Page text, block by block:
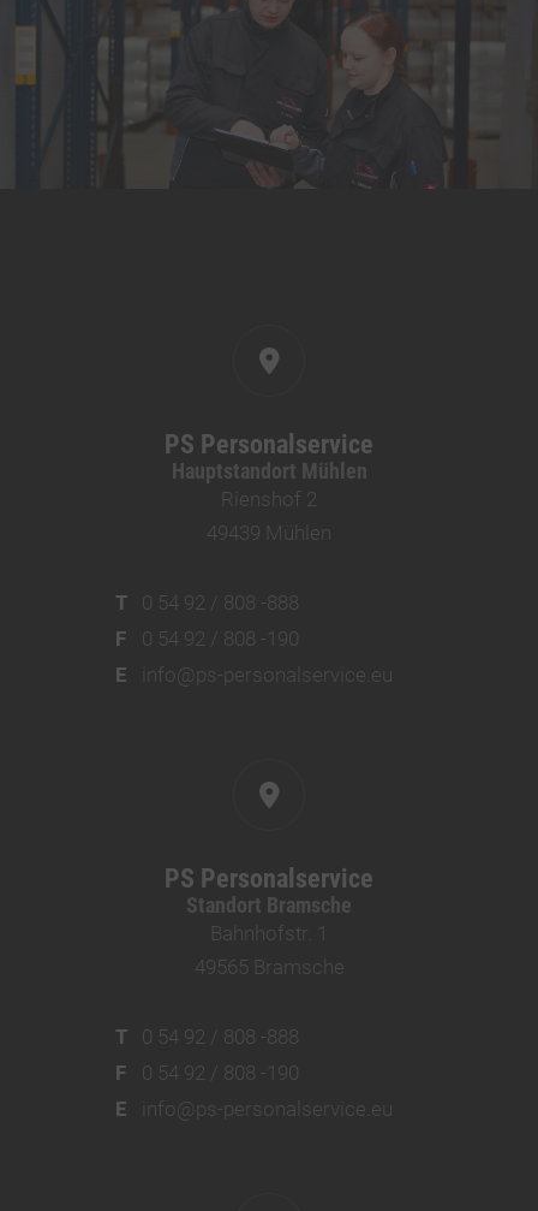
PS Personalservice
Hauptstandort Mühlen
Rienshof 2
49439 Mühlen
T
0 54 92 / 808 -888
F
0 54 92 / 808 -190
E
info@ps-personalservice.eu
PS Personalservice
Standort Bramsche
Bahnhofstr. 1
49565 Bramsche
T
0 54 92 / 808 -888
F
0 54 92 / 808 -190
E
info@ps-personalservice.eu